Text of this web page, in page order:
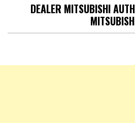
DEALER MITSUBISHI